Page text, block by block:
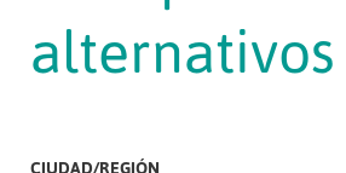
alternativos
CIUDAD/REGIÓN